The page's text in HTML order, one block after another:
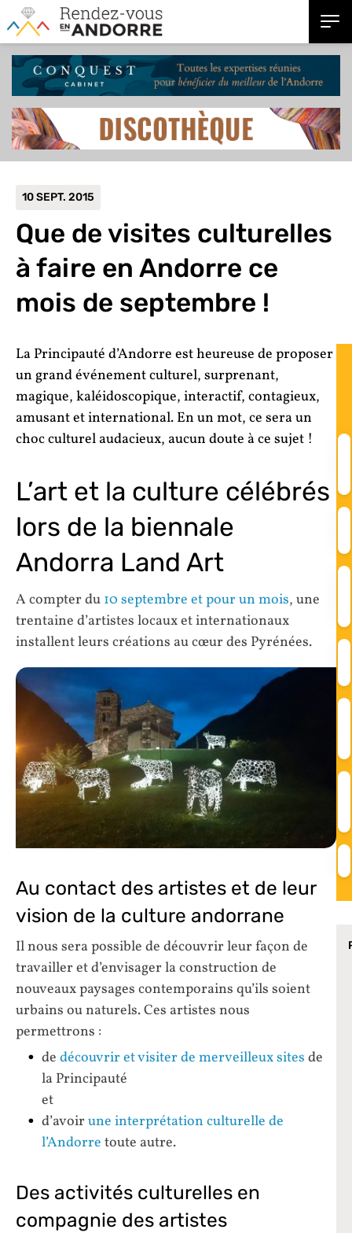
10 SEPT. 2015
Que de visites culturelles
à faire en Andorre ce
mois de septembre !
La Principauté d’Andorre est heureuse de proposer
un grand événement culturel, surprenant,
magique, kaléidoscopique, interactif, contagieux,
amusant et international. En un mot, ce sera un
choc culturel audacieux, aucun doute à ce sujet !
L’art et la culture célébrés
lors de la biennale
Andorra Land Art
A compter du 10 septembre et pour un mois, une
trentaine d’artistes locaux et internationaux
installent leurs créations au cœur des Pyrénées.
Au contact des artistes et de leur
vision de la culture andorrane
Il nous sera possible de découvrir leur façon de
travailler et d’envisager la construction de
nouveaux paysages contemporains qu’ils soient
urbains ou naturels. Ces artistes nous
permettrons :
de découvrir et visiter de merveilleux sites de
la Principauté
et
d’avoir une interprétation culturelle de
l’Andorre toute autre.
Des activités culturelles en
compagnie des artistes